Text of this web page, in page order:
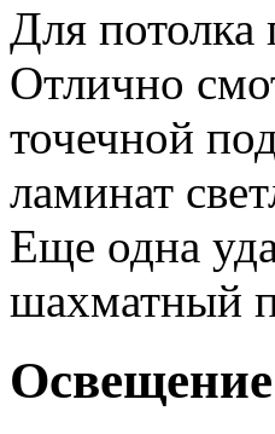
Для потолка
Отлично
точечной
ламинат
Еще одна
шахматный